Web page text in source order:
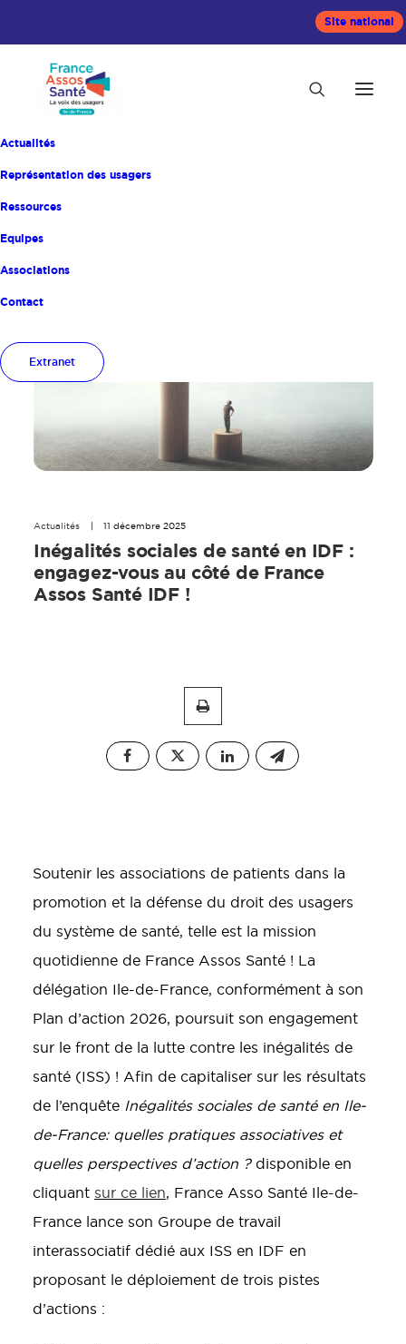
Site national
Actualités
Représentation des usagers
Ressources
Equipes
Associations
Contact
Extranet
Actualités 11 décembre 2025
Inégalités sociales de santé en IDF :
engagez-vous au côté de France
Assos Santé IDF !
Soutenir les associations de patients dans la
promotion et la défense du droit des usagers
du système de santé, telle est la mission
quotidienne de France Assos Santé ! La
délégation Ile-de-France, conformément à son
Plan d’action 2026, poursuit son engagement
sur le front de la lutte contre les inégalités de
santé (ISS) ! Afin de capitaliser sur les résultats
de l’enquête Inégalités sociales de santé en Ile-
de-France: quelles pratiques associatives et
quelles perspectives d’action ? disponible en
cliquant sur ce lien, France Asso Santé Ile-de-
France lance son Groupe de travail
interassociatif dédié aux ISS en IDF en
proposant le déploiement de trois pistes
d’actions :